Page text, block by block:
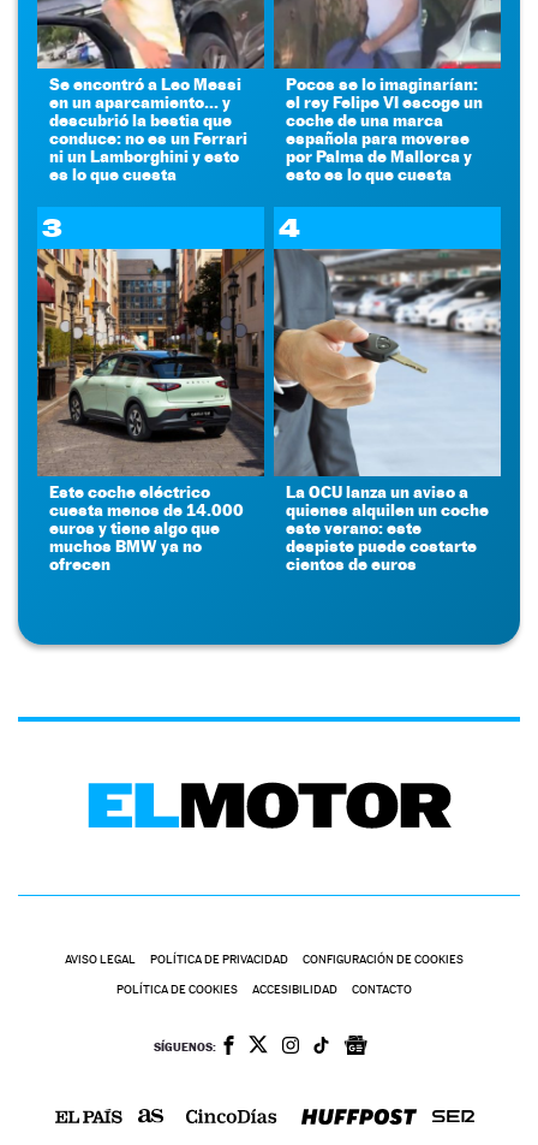
Se encontró a Leo Messi
en un aparcamiento... y
descubrió la bestia que
conduce: no es un Ferrari
ni un Lamborghini y esto
es lo que cuesta
Pocos se lo imaginarían:
el rey Felipe VI escoge un
coche de una marca
española para moverse
por Palma de Mallorca y
esto es lo que cuesta
3
Este coche eléctrico
cuesta menos de 14.000
euros y tiene algo que
muchos BMW ya no
ofrecen
4
La OCU lanza un aviso a
quienes alquilen un coche
este verano: este
despiste puede costarte
cientos de euros
AVISO LEGAL POLÍTICA DE PRIVACIDAD CONFIGURACIÓN DE COOKIES
POLÍTICA DE COOKIES ACCESIBILIDAD CONTACTO
SÍGUENOS: